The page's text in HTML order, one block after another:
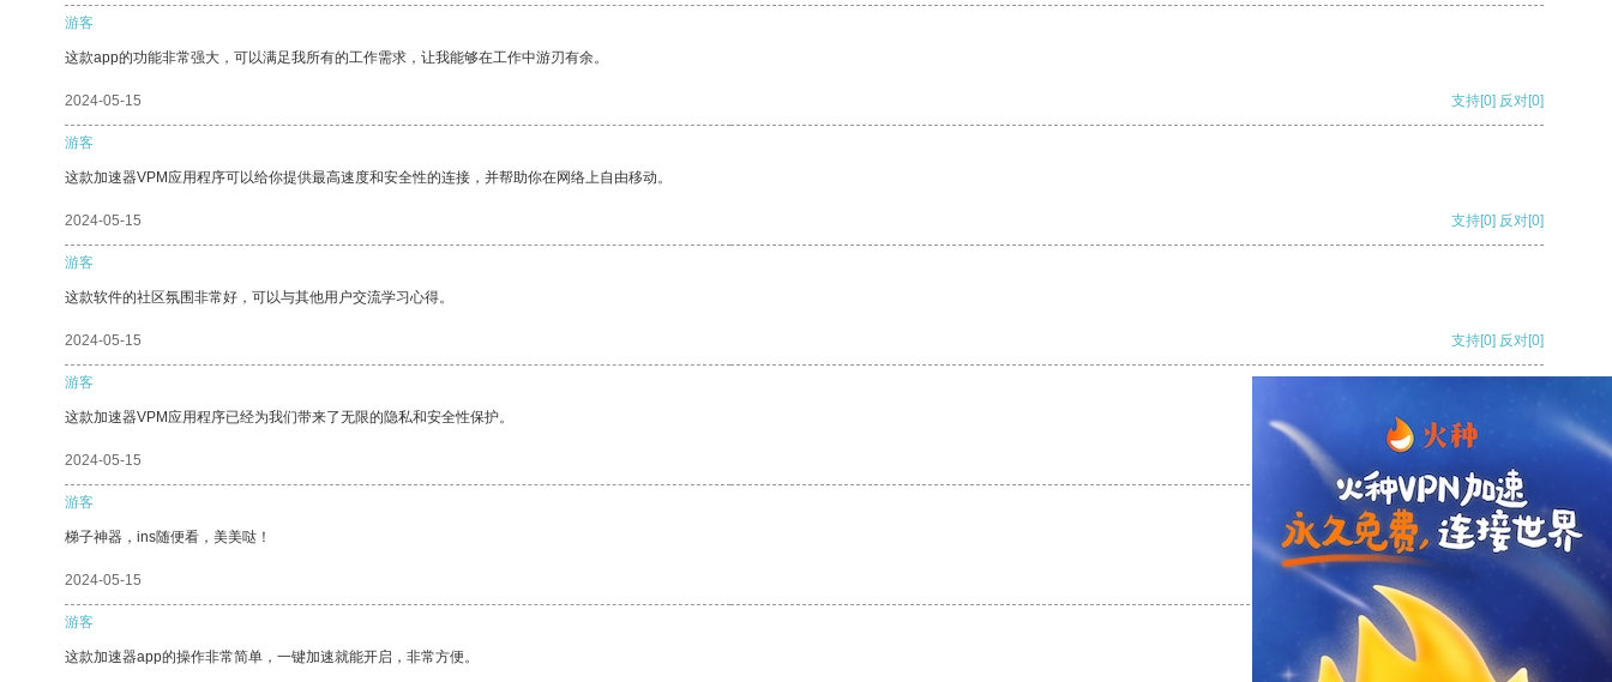
游客
这款app的功能非常强大，可以满足我所有的工作需求，让我能够在工作中游刃有余。
2024-05-15 支持[0] 反对[0]
游客
这款加速器VPM应用程序可以给你提供最高速度和安全性的连接，并帮助你在网络上自由移动。
2024-05-15 支持[0] 反对[0]
游客
这款软件的社区氛围非常好，可以与其他用户交流学习心得。
2024-05-15 支持[0] 反对[0]
游客
这款加速器VPM应用程序已经为我们带来了无限的隐私和安全性保护。
2024-05-15
游客
梯子神器，ins随便看，美美哒！
2024-05-15 反对
游客
这款加速器app的操作非常简单，一键加速就能开启，非常方便。